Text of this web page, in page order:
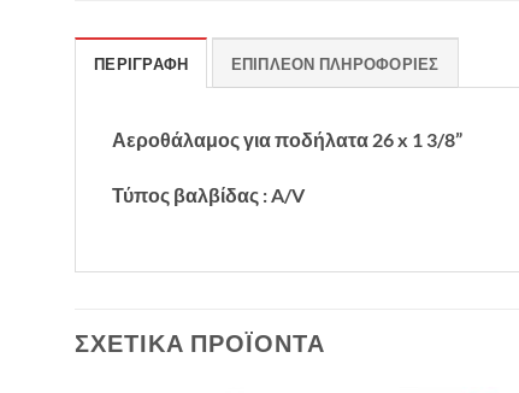
ΠΕΡΙΓΡΑΦΉ ΕΠΙΠΛΈΟΝ ΠΛΗΡΟΦΟΡΊΕΣ
Αεροθάλαμος για ποδήλατα 26 x 1 3/8”
Τύπος βαλβίδας : A/V
ΣΧΕΤΙΚΆ ΠΡΟΪΌΝΤΑ